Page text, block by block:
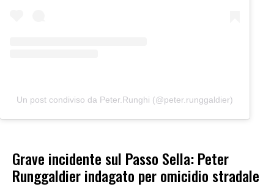
Un post condiviso da Peter.Runghi (@peter.runggaldier)
Grave incidente sul Passo Sella: Peter
Runggaldier indagato per omicidio stradale